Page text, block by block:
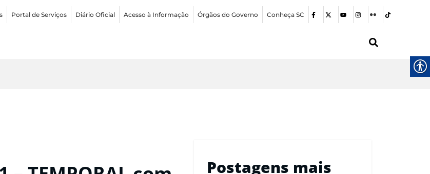
Portal de Serviços Diário Oficial Acesso à Informação Órgãos do Governo Conheça SC
Postagens mais